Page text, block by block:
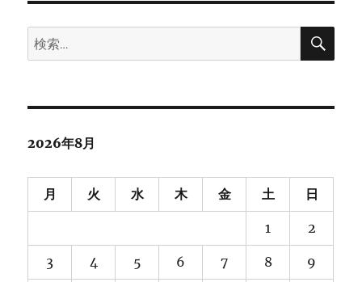
検
索:
検
2026年8月
月 火 水 木 金 土 日
1 2
3 4 5 6 7 8 9